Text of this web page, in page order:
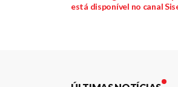
de
está disponível no canal